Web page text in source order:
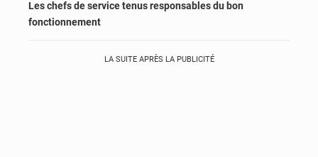
Les chefs de service tenus responsables du bon
fonctionnement
LA SUITE APRÈS LA PUBLICITÉ